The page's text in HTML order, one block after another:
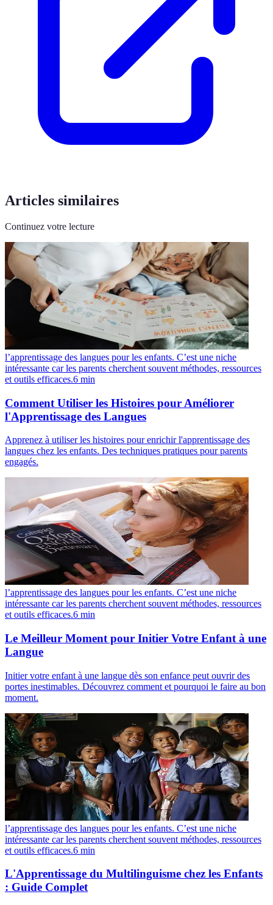
Articles similaires
Continuez votre lecture
l’apprentissage des langues pour les enfants. C’est une niche
intéressante car les parents cherchent souvent méthodes, ressources
et outils efficaces.6 min
Comment Utiliser les Histoires pour Améliorer
l'Apprentissage des Langues
Apprenez à utiliser les histoires pour enrichir l'apprentissage des
langues chez les enfants. Des techniques pratiques pour parents
engagés.
l’apprentissage des langues pour les enfants. C’est une niche
intéressante car les parents cherchent souvent méthodes, ressources
et outils efficaces.6 min
Le Meilleur Moment pour Initier Votre Enfant à une
Langue
Initier votre enfant à une langue dès son enfance peut ouvrir des
portes inestimables. Découvrez comment et pourquoi le faire au bon
moment.
l’apprentissage des langues pour les enfants. C’est une niche
intéressante car les parents cherchent souvent méthodes, ressources
et outils efficaces.6 min
L'Apprentissage du Multilinguisme chez les Enfants
: Guide Complet